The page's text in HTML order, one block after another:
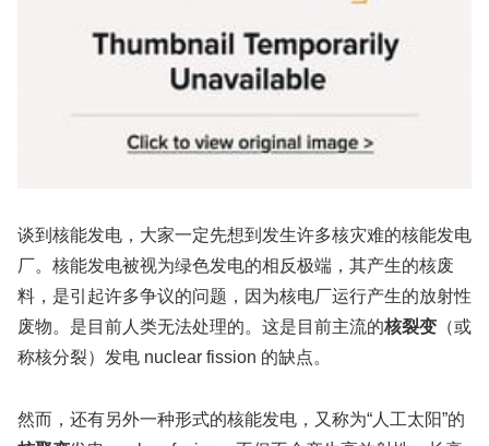
谈到核能发电，大家一定先想到发生许多核灾难的核能发电
厂。核能发电被视为绿色发电的相反极端，其产生的核废
料，是引起许多争议的问题，因为核电厂运行产生的放射性
废物。是目前人类无法处理的。这是目前主流的核裂变 （或
称核分裂）发电 nuclear fission 的缺点。
然而，还有另外一种形式的核能发电，又称为“人工太阳”的